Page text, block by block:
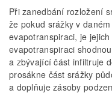
Při zanedbání rozložení
že pokud srážky v
evapotranspiraci, je
evapotranspiraci
a zbývající část infiltruje
prosákne část srážky
a doplňuje zásoby